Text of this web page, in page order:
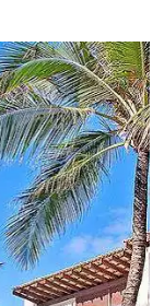
na
que tragam
um bom
que o
e informações